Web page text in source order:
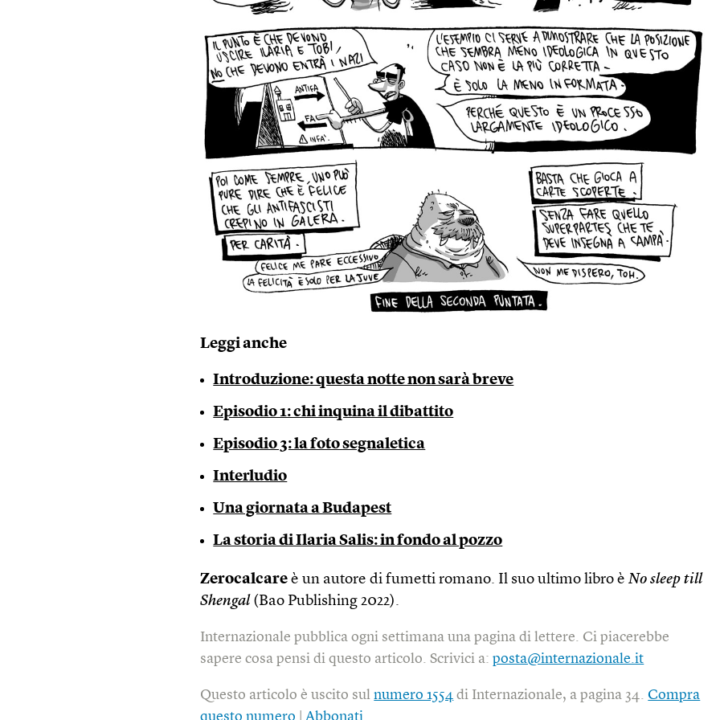
Leggi anche
Introduzione: questa notte non sarà breve
Episodio 1: chi inquina il dibattito
Episodio 3: la foto segnaletica
Interludio
Una giornata a Budapest
La storia di Ilaria Salis: in fondo al pozzo
Zerocalcare è un autore di fumetti romano. Il suo ultimo libro èNo sleep till
Shengal (Bao Publishing 2022).
Internazionale pubblica ogni settimana una pagina di lettere. Ci piacerebbe
sapere cosa pensi di questo articolo. Scrivici a:posta@internazionale.it
Questo articolo è uscito sulnumero 1554 di Internazionale, a pagina 34.Compra
questo numero
Abbonati